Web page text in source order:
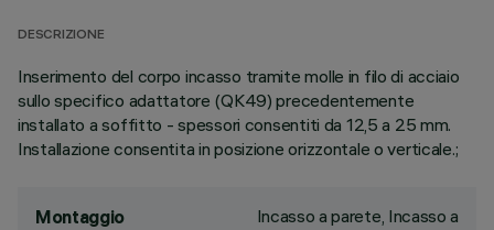
DESCRIZIONE
Inserimento del corpo incasso tramite molle in filo di acciaio
sullo specifico adattatore (QK49) precedentemente
installato a soffitto - spessori consentiti da 12,5 a 25 mm.
Installazione consentita in posizione orizzontale o verticale.;
Montaggio
Incasso a parete, Incasso a